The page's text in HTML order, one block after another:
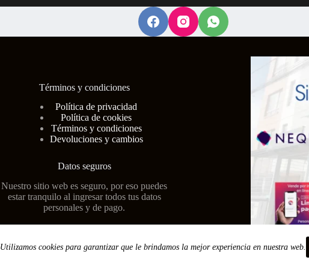
Utilizamos cookies para garantizar que le brindamos la mejor experiencia en nuestra web.
Términos y condiciones
Política de privacidad
Política de cookies
Términos y condiciones
Devoluciones y cambios
Datos seguros
Nuestro sitio web es seguro, por eso puedes
estar tranquilo al ingresar todos tus datos
personales y de pago.